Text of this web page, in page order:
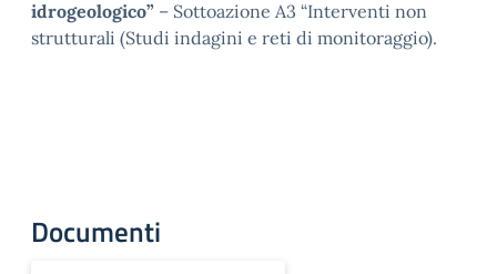
idrogeologico” – Sottoazione A3 “Interventi non
strutturali (Studi indagini e reti di monitoraggio).
Documenti